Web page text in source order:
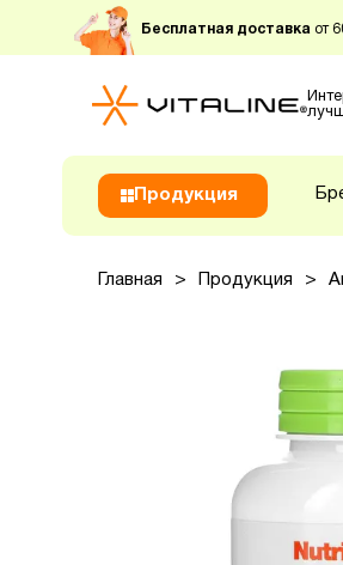
Бесплатная доставка от
Продукция
Главная > Продукция >